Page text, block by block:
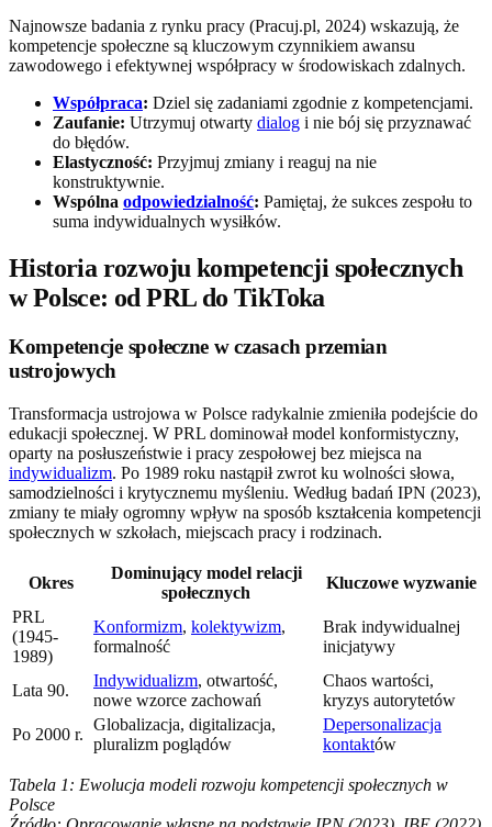
Najnowsze badania z rynku pracy (Pracuj.pl, 2024) wskazują, że
kompetencje społeczne są kluczowym czynnikiem awansu
zawodowego i efektywnej współpracy w środowiskach zdalnych.
Współpraca: Dziel się zadaniami zgodnie z kompetencjami.
Zaufanie: Utrzymuj otwarty dialog i nie bój się przyznawać
do błędów.
Elastyczność: Przyjmuj zmiany i reaguj na nie
konstruktywnie.
Wspólna odpowiedzialność: Pamiętaj, że sukces zespołu to
suma indywidualnych wysiłków.
Historia rozwoju kompetencji społecznych
w Polsce: od PRL do TikToka
Kompetencje społeczne w czasach przemian
ustrojowych
Transformacja ustrojowa w Polsce radykalnie zmieniła podejście do
edukacji społecznej. W PRL dominował model konformistyczny,
oparty na posłuszeństwie i pracy zespołowej bez miejsca na
indywidualizm. Po 1989 roku nastąpił zwrot ku wolności słowa,
samodzielności i krytycznemu myśleniu. Według badań IPN (2023),
zmiany te miały ogromny wpływ na sposób kształcenia kompetencji
społecznych w szkołach, miejscach pracy i rodzinach.
Okres
Dominujący model relacji
społecznych
Kluczowe wyzwanie
PRL
(1945-
1989)
Konformizm, kolektywizm,
formalność
Brak indywidualnej
inicjatywy
Lata 90.
Indywidualizm, otwartość,
nowe wzorce zachowań
Chaos wartości,
kryzys autorytetów
Po 2000 r.
Globalizacja, digitalizacja,
pluralizm poglądów
Depersonalizacja
kontaktów
Tabela 1: Ewolucja modeli rozwoju kompetencji społecznych w
Polsce